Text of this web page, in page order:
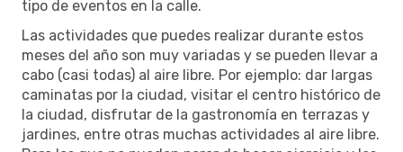
tipo de eventos en la calle.
Las actividades que puedes realizar durante estos
meses del año son muy variadas y se pueden llevar a
cabo (casi todas) al aire libre. Por ejemplo: dar largas
caminatas por la ciudad, visitar el centro histórico de
la ciudad, disfrutar de la gastronomía en terrazas y
jardines, entre otras muchas actividades al aire libre.